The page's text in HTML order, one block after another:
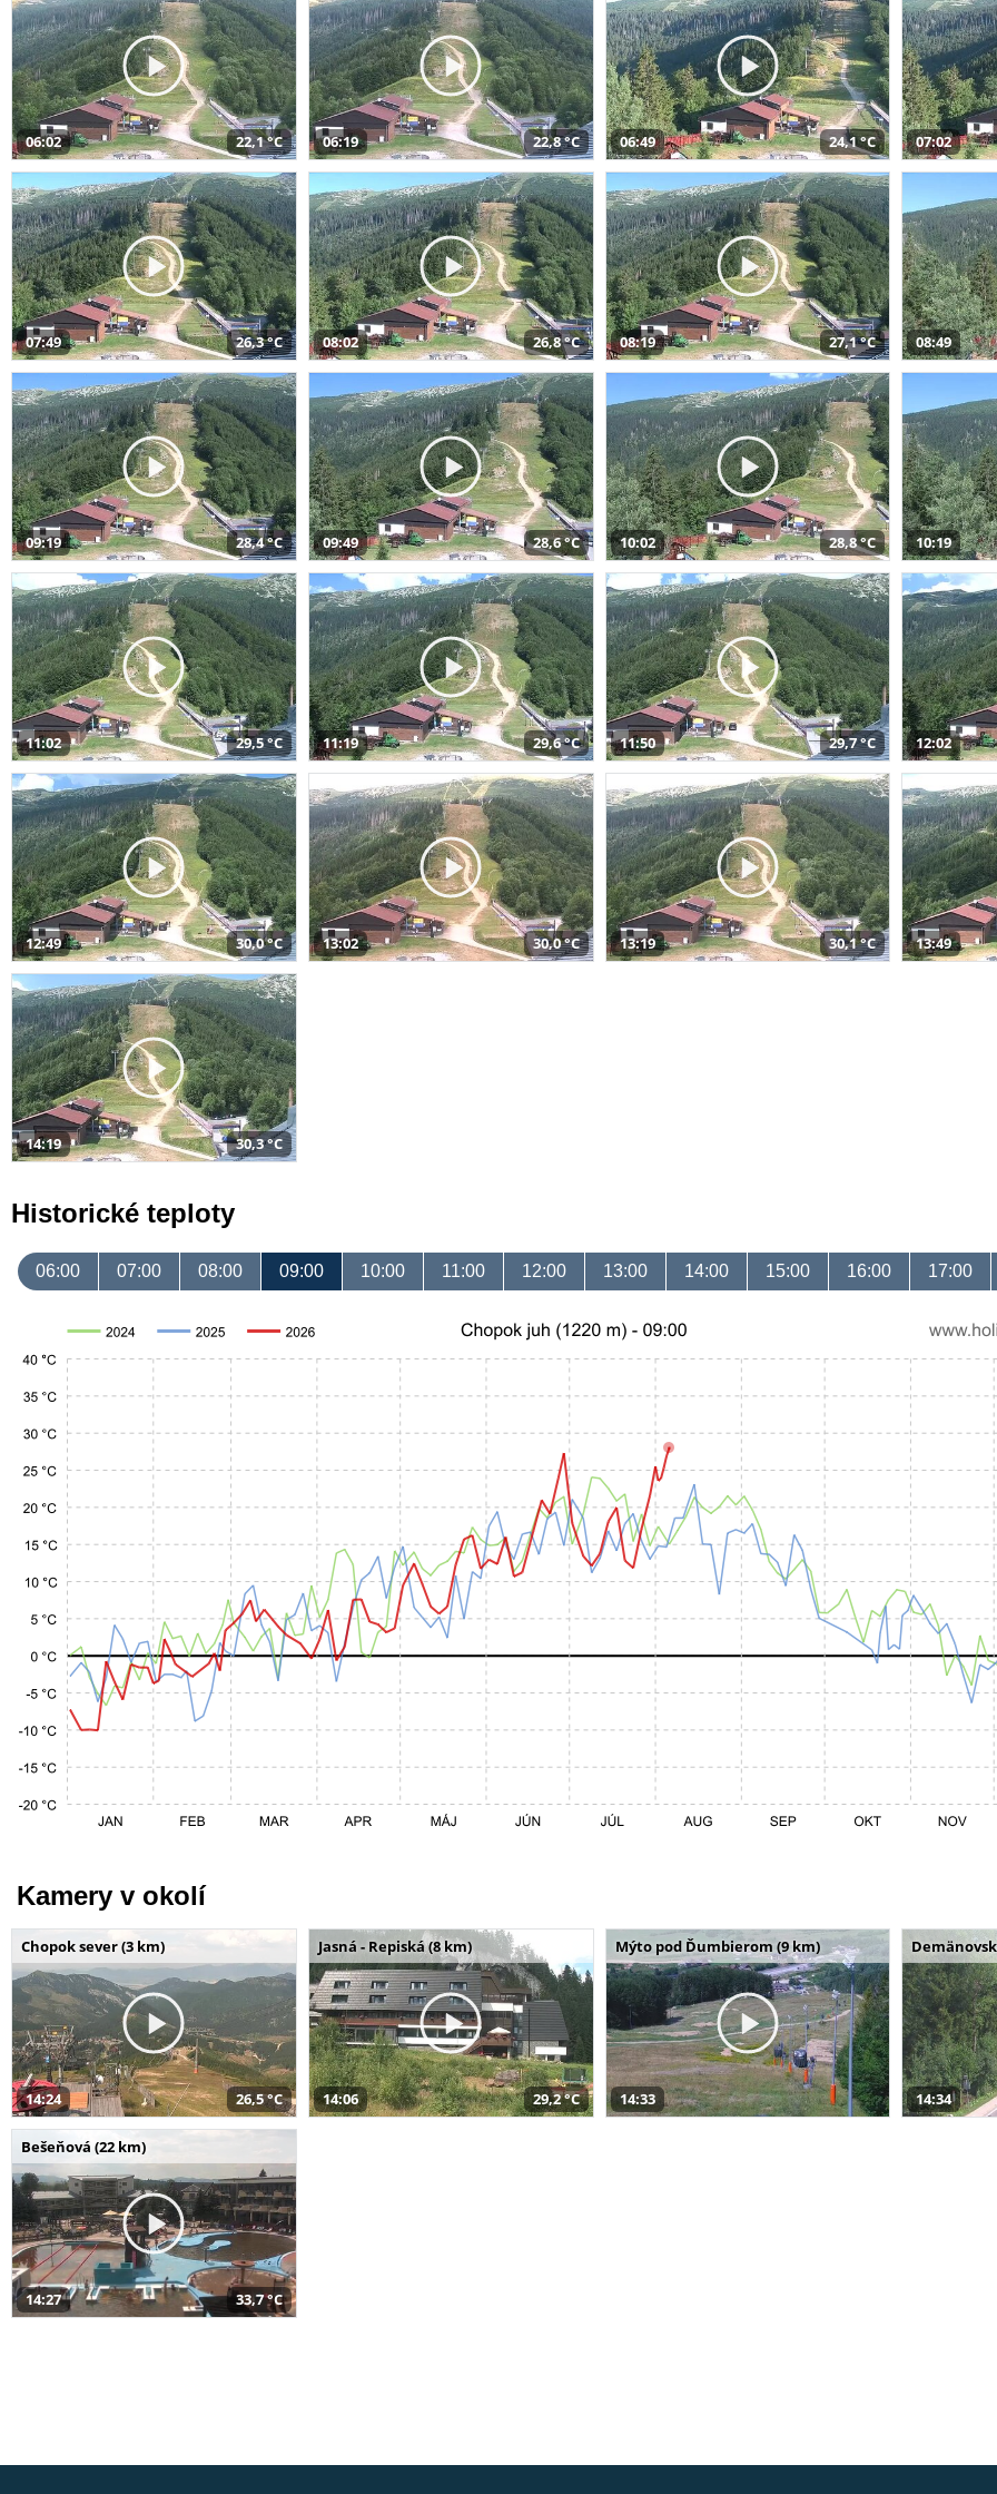
06:02 22,1 °C 06:19 22,8 °C 06:49 24,1 °C 07:02
07:49 26,3 °C 08:02 26,8 °C 08:19 27,1 °C 08:49
09:19 28,4 °C 09:49 28,6 °C 10:02 28,8 °C 10:19
11:02 29,5 °C 11:19 29,6 °C 11:50 29,7 °C 12:02
12:49 30,0 °C 13:02 30,0 °C 13:19 30,1 °C 13:49
14:19 30,3 °C
Historické teploty
06:00 07:00 08:00 09:00 10:00 11:00 12:00 13:00 14:00 15:00 16:00 17:00
Kamery v okolí
Chopok sever (3 km)
14:24 26,5 °C
Jasná - Repiská (8 km)
14:06 29,2 °C
Mýto pod Ďumbierom (9 km)
14:33 14:34
Bešeňová (22 km)
14:27 33,7 °C